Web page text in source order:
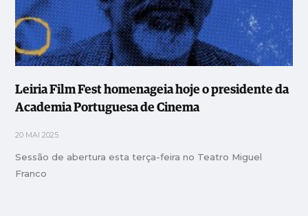
Leiria Film Fest homenageia hoje o presidente da
Academia Portuguesa de Cinema
20 MAI 2025
Sessão de abertura esta terça-feira no Teatro Miguel
Franco